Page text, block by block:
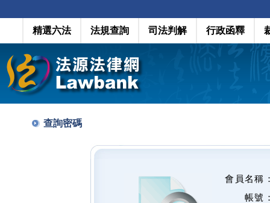
精選六法 法規查詢 司法判解 行政函釋
查詢密碼
會員名稱
帳號